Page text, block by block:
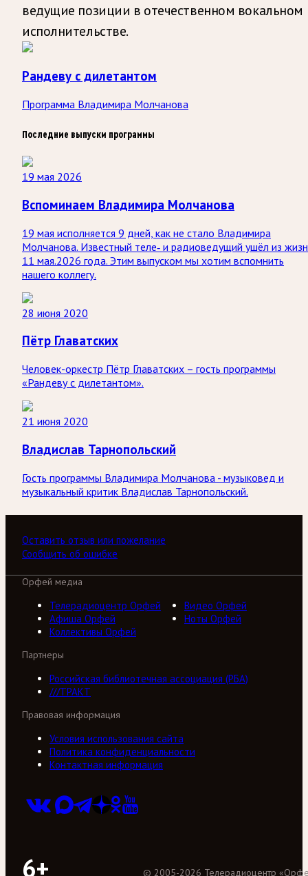
ведущие позиции в отечественном вокальном
исполнительстве.
Рандеву с дилетантом
Программа Владимира Молчанова
Последние выпуски программы
19 мая 2026
Вспоминаем Владимира Молчанова
19 мая исполняется 9 дней, как не стало Владимира
Молчанова. Известный теле‑ и радиоведущий ушёл из
11 мая.2026 года. Этим выпуском мы хотим вспомнить
нашего коллегу.
28 июня 2020
Пётр Главатских
Человек-оркестр Пётр Главатских – гость программы
«Рандеву с дилетантом».
21 июня 2020
Владислав Тарнопольский
Гость программы Владимира Молчанова - музыковед и
музыкальный критик Владислав Тарнопольский.
Оставить отзыв или пожелание
Сообщить об ошибке
Орфей медиа
Телерадиоцентр Орфей
Видео Орфей
Афиша Орфей
Ноты Орфей
Коллективы Орфей
Партнеры
Российская библиотечная ассоциация (РБА)
///ТРАКТ
Правовая информация
Условия использования сайта
Политика конфиденциальности
Контактная информация
6+ © 2005-2026 Телерадиоцентр